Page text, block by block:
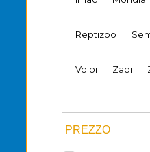
Reptizoo
Volpi Zapi
PREZZO